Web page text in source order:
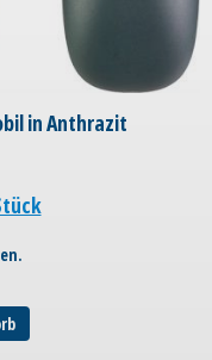
in Anthrazit